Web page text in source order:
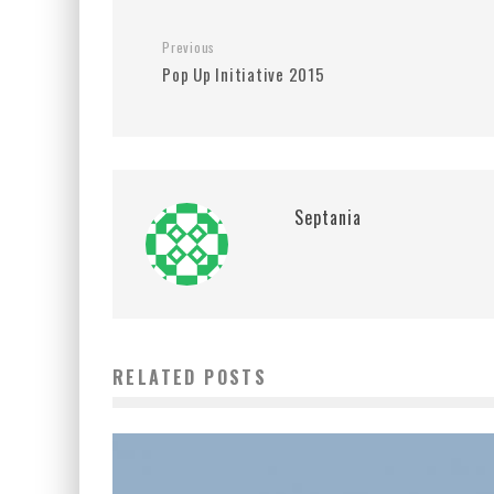
Previous
Pop Up Initiative 2015
Septania
RELATED POSTS